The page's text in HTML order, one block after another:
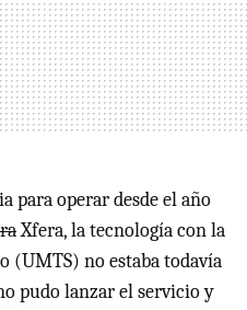
para operar desde el año
Xfera, la tecnología con la
(UMTS) no estaba todavía
pudo lanzar el servicio y